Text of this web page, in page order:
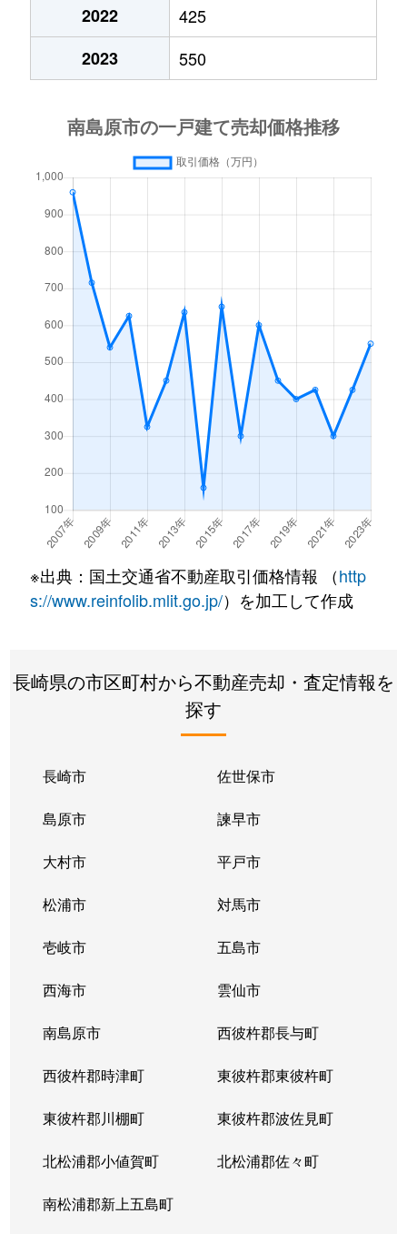
2022
425
2023
550
※出典：国土交通省不動産取引価格情報 （http
s://www.reinfolib.mlit.go.jp/）を加工して作成
長崎県の市区町村から不動産売却・査定情報を
探す
長崎市 佐世保市
島原市 諫早市
大村市 平戸市
松浦市 対馬市
壱岐市 五島市
西海市 雲仙市
南島原市 西彼杵郡長与町
西彼杵郡時津町 東彼杵郡東彼杵町
東彼杵郡川棚町 東彼杵郡波佐見町
北松浦郡小値賀町 北松浦郡佐々町
南松浦郡新上五島町